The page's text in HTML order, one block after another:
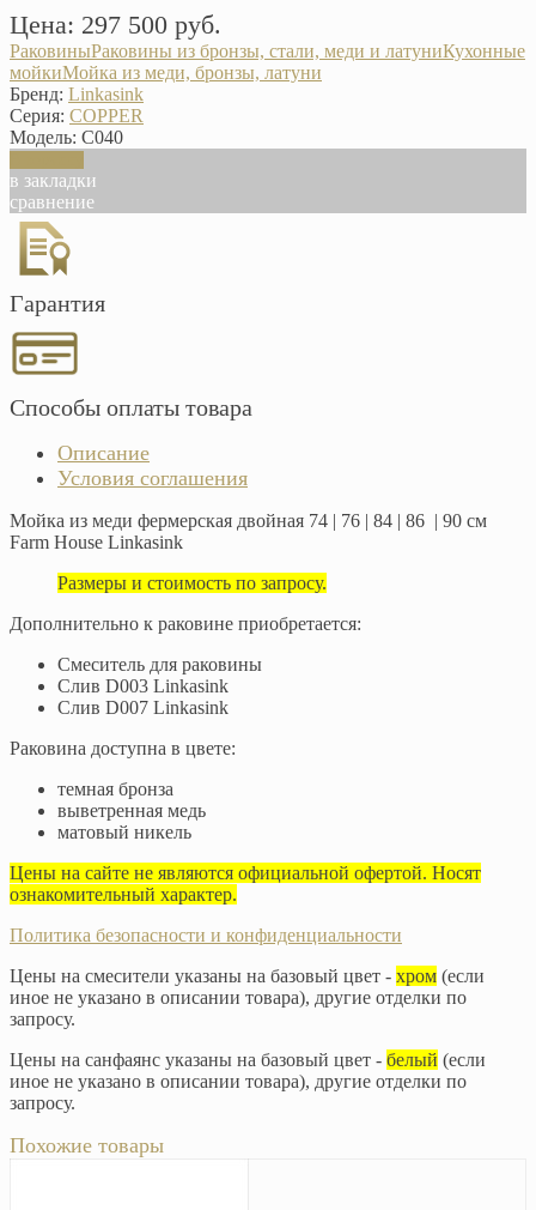
Цена: 297 500 руб.
РаковиныРаковины из бронзы, стали, меди и латуниКухонные
мойкиМойка из меди, бронзы, латуни
Бренд: Linkasink
Серия: COPPER
Модель: C040
в закладки
сравнение
Гарантия
Способы оплаты товара
Описание
Условия соглашения
Мойка из меди фермерская двойная 74 | 76 | 84 | 86 | 90 см
Farm House Linkasink
Размеры и стоимость по запросу.
Дополнительно к раковине приобретается:
Смеситель для раковины
Слив D003 Linkasink
Слив D007 Linkasink
Раковина доступна в цвете:
темная бронза
выветренная медь
матовый никель
Цены на сайте не являются официальной офертой. Носят
ознакомительный характер.
Политика безопасности и конфиденциальности
Цены на смесители указаны на базовый цвет - хром (если
иное не указано в описании товара), другие отделки по
запросу.
Цены на санфаянс указаны на базовый цвет - белый (если
иное не указано в описании товара), другие отделки по
запросу.
Похожие товары